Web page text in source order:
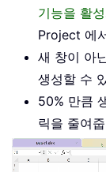
기능을 활
Project 에
새 창이 아
생성할 수
50% 만큼
릭을 줄여줍